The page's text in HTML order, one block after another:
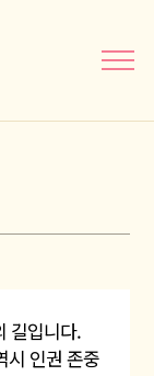
길입니다.
시 인권 존중